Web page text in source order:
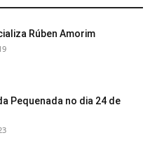
Rúben Amorim
Pequenada no dia 24 de